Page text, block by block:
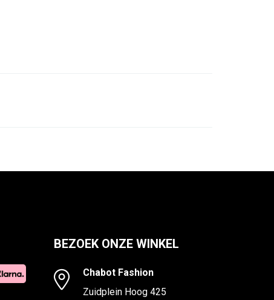
BEZOEK ONZE WINKEL
Chabot Fashion
Zuidplein Hoog 425